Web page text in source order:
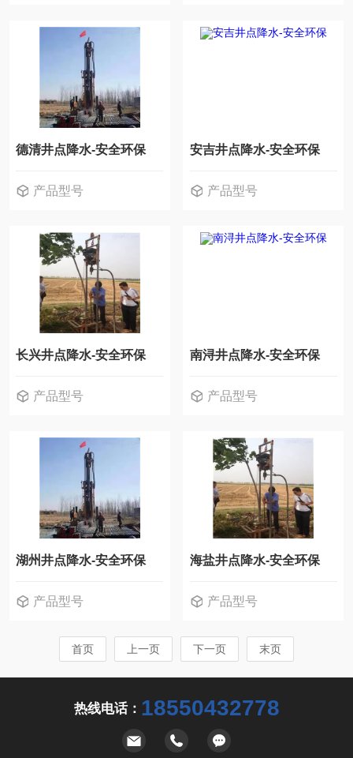
德清井点降水-安全环保
产品型号
安吉井点降水-安全环保
产品型号
长兴井点降水-安全环保
产品型号
南浔井点降水-安全环保
产品型号
湖州井点降水-安全环保
产品型号
海盐井点降水-安全环保
产品型号
首页 上一页 下一页 末页
热线电话： 18550432778